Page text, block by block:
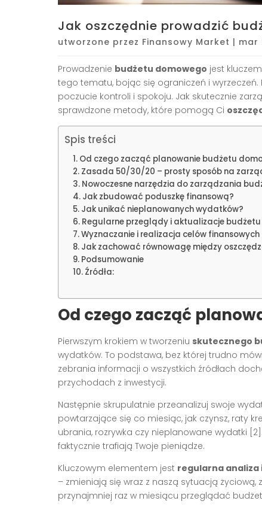
Jak oszczędnie prowadzić
utworzone przez Finansowy Market | mar
Prowadzenie budżetu domowego jest
tego tematu, bojąc się ograniczeń i
poczucie kontroli i spokoju. Jak skutecznie
sprawdzone metody, które pomogą Ci
Spis treści
Od czego zacząć planowanie budżetu
Zasada 50/30/20 – prosty sposób na
Nowoczesne narzędzia do zarządzania
Jak zbudować poduszkę finansową?
Jak unikać nieplanowanych wydatków?
Regularne przeglądy i aktualizacje budżetu
Wyznaczanie i realizacja celów finansowych
Jak zachować równowagę między
Podsumowanie
Źródła:
Od czego zacząć
Pierwszym krokiem w tworzeniu skutecznego
wydatków. To podstawa, bez której trudno
zebrania informacji o wszystkich źródłach
przychodach z inwestycji.
Następnie skrupulatnie przeanalizuj swoje
powtarzające się co miesiąc, jak czynsz, raty
ubrania, rozrywka czy nieplanowane wydatki
faktycznie trafiają Twoje pieniądze.
Kluczowym elementem jest regularna
– zmieniają się wraz z naszą sytuacją
przynajmniej raz w miesiącu przeglądać